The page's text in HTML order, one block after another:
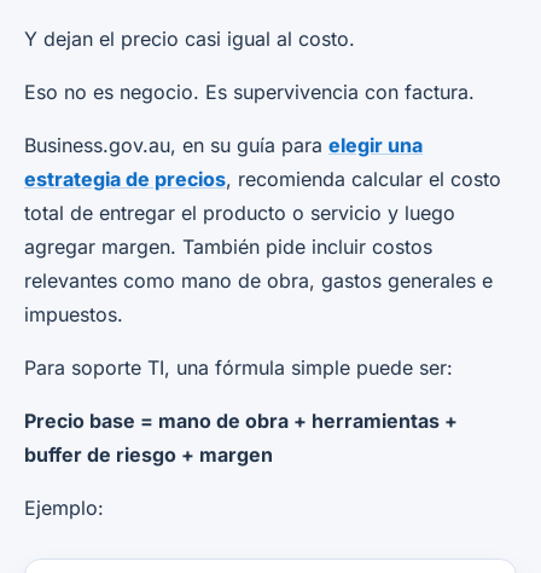
Y dejan el precio casi igual al costo.
Eso no es negocio. Es supervivencia con factura.
Business.gov.au, en su guía para elegir una
estrategia de precios, recomienda calcular el costo
total de entregar el producto o servicio y luego
agregar margen. También pide incluir costos
relevantes como mano de obra, gastos generales e
impuestos.
Para soporte TI, una fórmula simple puede ser:
Precio base = mano de obra + herramientas +
buffer de riesgo + margen
Ejemplo: